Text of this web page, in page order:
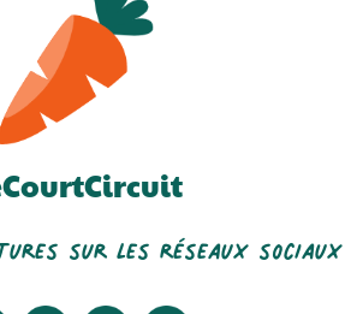
sur les réseaux sociaux